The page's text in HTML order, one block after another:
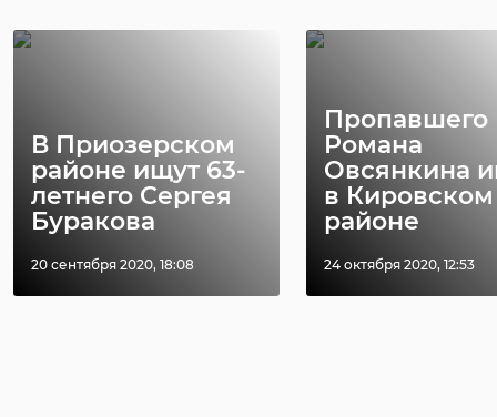
В Приозерском
районе ищут 63-
летнего Сергея
Буракова
20 сентября 2020, 18:08
Пропавшего
Романа
Овсянкина
в Кировском
районе
24 октября 2020, 12:53